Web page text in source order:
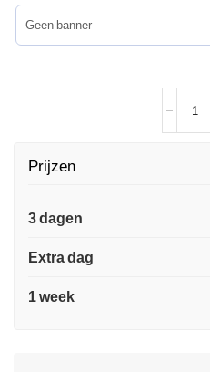
Prijzen
3 dagen
Extra dag
1 week